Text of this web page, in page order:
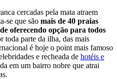
cercadas pela mata atraem
se que são mais de 40 praias
oferecendo opção para todos
toda parte da ilha, das mais
é hoje o point mais famoso
e recheada de hotéis e
em um bairro nobre que atrai